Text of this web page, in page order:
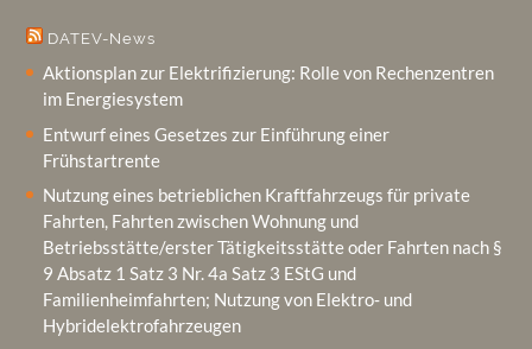
DATEV-News
Aktionsplan zur Elektrifizierung: Rolle von Rechenzentren
im Energiesystem
Entwurf eines Gesetzes zur Einführung einer
Frühstartrente
Nutzung eines betrieblichen Kraftfahrzeugs für private
Fahrten, Fahrten zwischen Wohnung und
Betriebsstätte/erster Tätigkeitsstätte oder Fahrten nach §
9 Absatz 1 Satz 3 Nr. 4a Satz 3 EStG und
Familienheimfahrten; Nutzung von Elektro‑ und
Hybridelektrofahrzeugen